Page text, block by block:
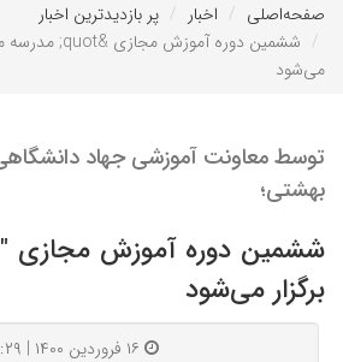
صفحه‌اصلی
اخبار
پر بازدیدترین اخبار
می‌شود
توسط معاونت آموزشی جهاد
بهشتی؛
ششمین دوره آموزش مجازی "
برگزار می‌شود